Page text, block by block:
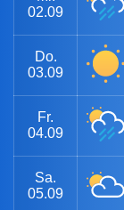
02.09
Do.
03.09
Fr.
04.09
Sa.
05.09